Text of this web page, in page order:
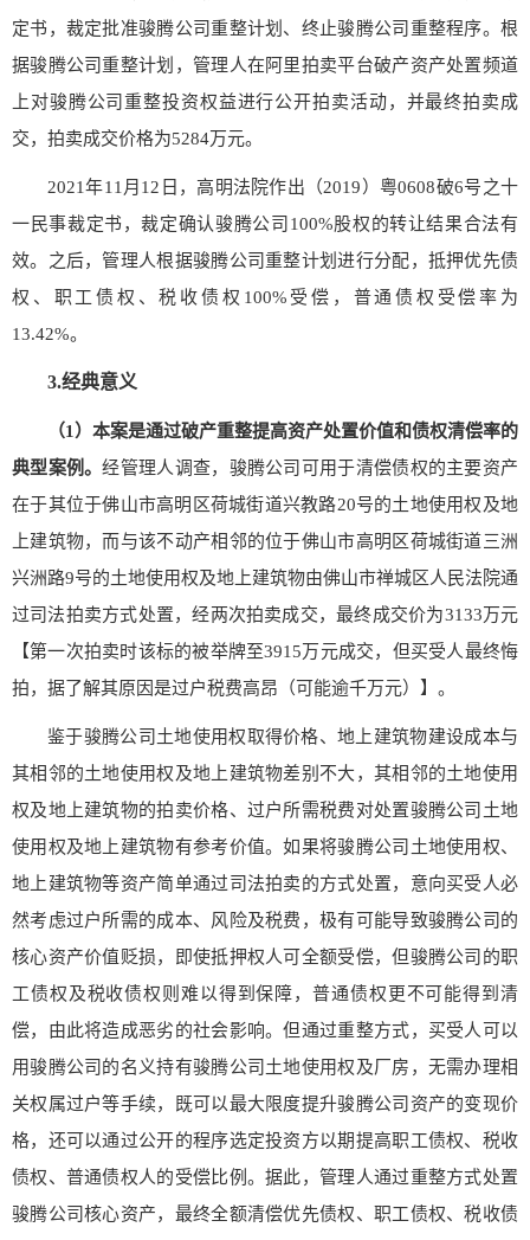
定书，裁定批准骏腾公司重整计划、终止骏腾公司重整程序。根
据骏腾公司重整计划，管理人在阿里拍卖平台破产资产处置频道
上对骏腾公司重整投资权益进行公开拍卖活动，并最终拍卖成
交，拍卖成交价格为5284万元。
2021年11月12日，高明法院作出（2019）粤0608破6号之十
一民事裁定书，裁定确认骏腾公司100%股权的转让结果合法有
效。之后，管理人根据骏腾公司重整计划进行分配，抵押优先债
权、职工债权、税收债权100%受偿，普通债权受偿率为
13.42%。
3.经典意义
（1）本案是通过破产重整提高资产处置价值和债权清偿率的
典型案例。经管理人调查，骏腾公司可用于清偿债权的主要资产
在于其位于佛山市高明区荷城街道兴教路20号的土地使用权及地
上建筑物，而与该不动产相邻的位于佛山市高明区荷城街道三洲
兴洲路9号的土地使用权及地上建筑物由佛山市禅城区人民法院通
过司法拍卖方式处置，经两次拍卖成交，最终成交价为3133万元
【第一次拍卖时该标的被举牌至3915万元成交，但买受人最终悔
拍，据了解其原因是过户税费高昂（可能逾千万元）】。
鉴于骏腾公司土地使用权取得价格、地上建筑物建设成本与
其相邻的土地使用权及地上建筑物差别不大，其相邻的土地使用
权及地上建筑物的拍卖价格、过户所需税费对处置骏腾公司土地
使用权及地上建筑物有参考价值。如果将骏腾公司土地使用权、
地上建筑物等资产简单通过司法拍卖的方式处置，意向买受人必
然考虑过户所需的成本、风险及税费，极有可能导致骏腾公司的
核心资产价值贬损，即使抵押权人可全额受偿，但骏腾公司的职
工债权及税收债权则难以得到保障，普通债权更不可能得到清
偿，由此将造成恶劣的社会影响。但通过重整方式，买受人可以
用骏腾公司的名义持有骏腾公司土地使用权及厂房，无需办理相
关权属过户等手续，既可以最大限度提升骏腾公司资产的变现价
格，还可以通过公开的程序选定投资方以期提高职工债权、税收
债权、普通债权人的受偿比例。据此，管理人通过重整方式处置
骏腾公司核心资产，最终全额清偿优先债权、职工债权、税收债